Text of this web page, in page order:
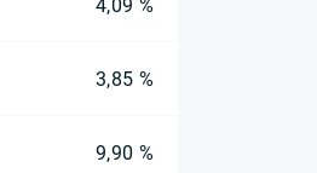
4,09 %
3,85 %
9,90 %